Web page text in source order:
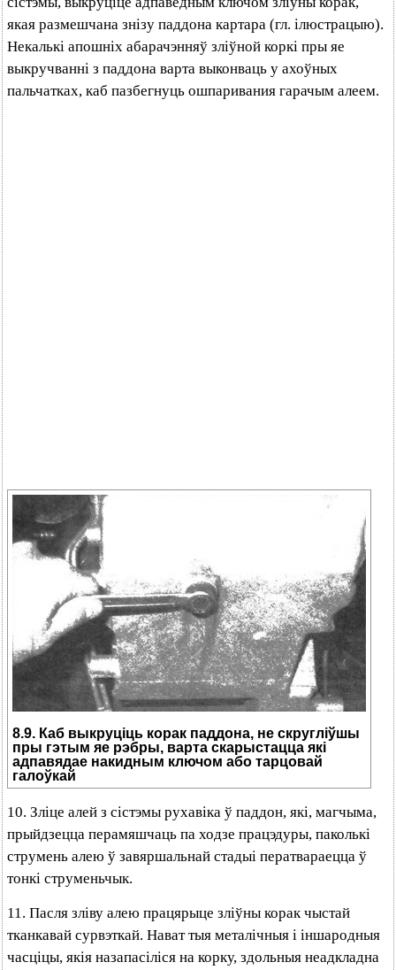
якая размешчана знізу паддона картара (гл. ілюстрацыю).
Некалькі апошніх абарачэнняў зліўной коркі пры яе
выкручванні з паддона варта выконваць у ахоўных
пальчатках, каб пазбегнуць ошпаривания гарачым алеем.
8.9. Каб выкруціць корак паддона, не скругліўшы
пры гэтым яе рэбры, варта скарыстацца які
адпавядае накидным ключом або тарцовай
галоўкай
10. Зліце алей з сістэмы рухавіка ў паддон, які, магчыма,
прыйдзецца перамяшчаць па ходзе працэдуры, паколькі
струмень алею ў завяршальнай стадыі ператвараецца ў
тонкі струменьчык.
11. Пасля зліву алею працярыце зліўны корак чыстай
тканкавай сурвэткай. Нават тыя металічныя і іншародныя
часціцы, якія назапасіліся на корку, здольныя неадкладна